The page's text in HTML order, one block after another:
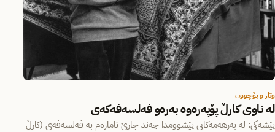
وتار و بۆچوون
لە ناوی کارڵ پۆپەرەوە بەرەو فەلسەفەکەی
پێشەکی: لە بەرهەمەکانی پێشوومدا چەند جارێ ئاماژەم بە فەلسەفەی (کارڵ